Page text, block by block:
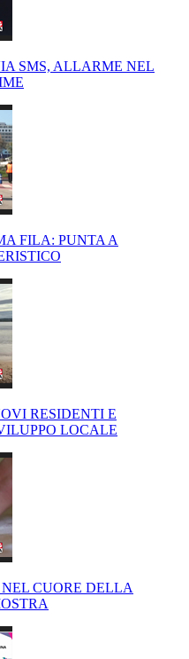
SMS, ALLARME NEL
FILA: PUNTA A
RESIDENTI E
LOCALE
CUORE DELLA